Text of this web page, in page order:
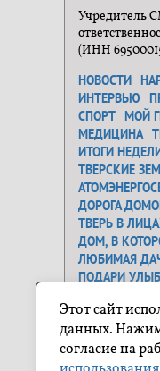
Учредитель
(ИНН
НОВОСТИ
ИНТЕРВЬЮ
СПОРТ МОЙ
МЕДИЦИНА
ИТОГИ
ТВЕРСКИЕ
ДОРОГА
ТВЕРЬ В
ДОМ, В
ЛЮБИМАЯ
ПОДАРИ
САМОЕ
Я ЛЮБЛЮ
ПРОЕКТ
Этот сайт
данных.
согласие на